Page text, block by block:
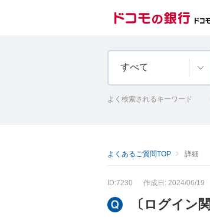
すべて
よく検索されるキーワード
よくあるご質問TOP 詳細
ID:7230 作成日: 2024/06/19
〔ログイン